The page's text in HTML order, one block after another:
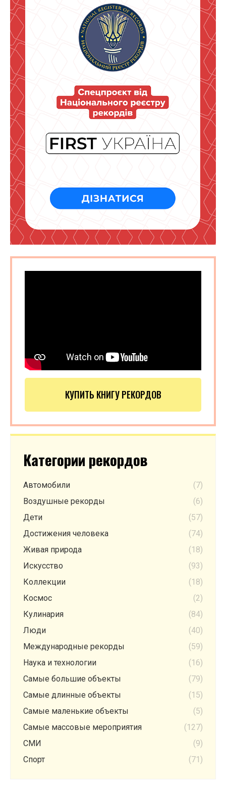
КУПИТЬ КНИГУ РЕКОРДОВ
Категории рекордов
Автомобили
(7)
Воздушные рекорды
(6)
Дети
(57)
Достижения человека
(74)
Живая природа
(18)
Искусство
(93)
Коллекции
(18)
Космос
(2)
Кулинария
(84)
Люди
(40)
Международные рекорды
(59)
Наука и технологии
(16)
Самые большие объекты
(79)
Самые длинные объекты
(15)
Самые маленькие объекты
(5)
Самые массовые мероприятия
(127)
СМИ
(9)
Спорт
(71)